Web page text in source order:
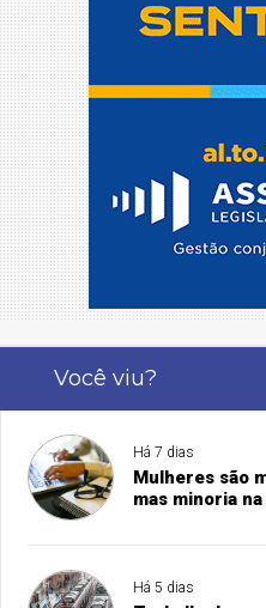
Você viu?
Há 7 dias
Mulheres são
mas minoria
Há 5 dias